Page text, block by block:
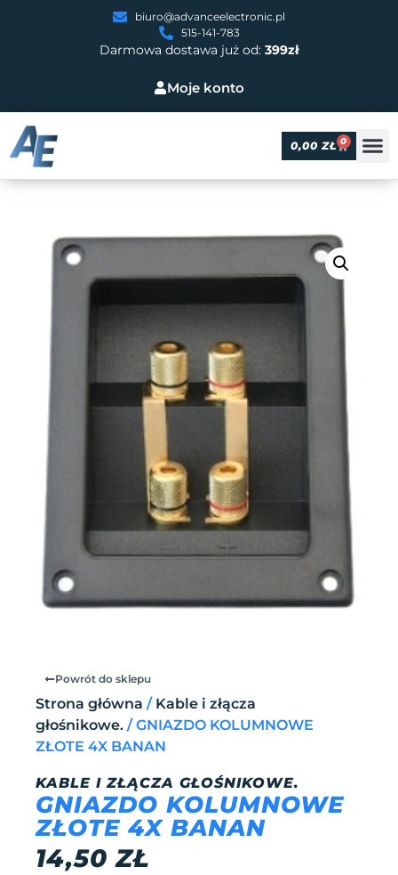
Moje konto
Darmowa dostawa już od: 399zł
biuro@advanceelectronic.pl
515-141-783
0,00 ZŁ 0
Powrót do sklepu
Strona główna / Kable i złącza
głośnikowe. / GNIAZDO KOLUMNOWE
ZŁOTE 4X BANAN
KABLE I ZŁĄCZA GŁOŚNIKOWE.
GNIAZDO KOLUMNOWE
ZŁOTE 4X BANAN
14,50ZŁ